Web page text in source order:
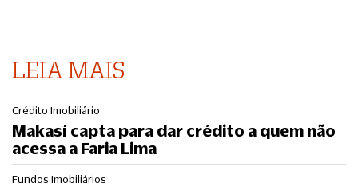
LEIA MAIS
Crédito Imobiliário
Makasí capta para dar crédito a quem não
acessa a Faria Lima
Fundos Imobiliários